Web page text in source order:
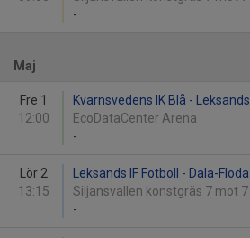
-
Maj
Fre 1
12:00
Kvarnsvedens IK Blå - Leksands
EcoDataCenter Arena
-
Lör 2
13:15
Leksands IF Fotboll - Dala-Floda
Siljansvallen konstgräs 7 mot
-